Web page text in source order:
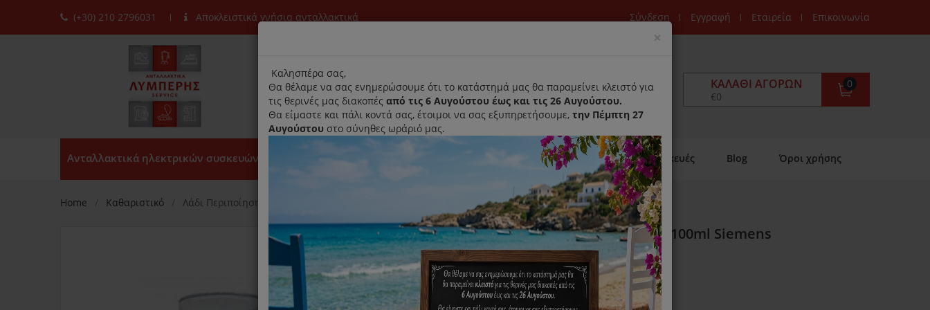
(+30) 210 2796031 Αποκλειστικά γνήσια ανταλλακτικά Σύνδεση Εγγραφή Εταιρεία Επικοινωνία
ΚΑΛΆΘΙ ΑΓΟΡΏΝ
0
€0
Ανταλλακτικά ηλεκτρικών συσκευών Αρχική Παραλαβή- Παράδοση Κατ'οικον Επισκευές Blog Όροι χρήσης
Home Καθαριστικό Λάδι Περιποίησης Για Inox Επιφάνειες, 100ml Siemens
Λάδι Περιποίησης Για Inox Επιφάνειες, 100ml Siemens
Κωδικός : 311945
Διαθεσιμότητα :
Παράδοση Σε 4-10 Ημέρες
× Close
title
Καλησπέρα σας,
Θα θέλαμε να σας ενημερώσουμε ότι το κατάστημά μας θα παραμείνει κλειστό για
τις θερινές μας διακοπές από τις 6 Αυγούστου έως και τις 26 Αυγούστου.
Θα είμαστε και πάλι κοντά σας, έτοιμοι να σας εξυπηρετήσουμε, την Πέμπτη 27
Αυγούστου στο σύνηθες ωράριό μας.